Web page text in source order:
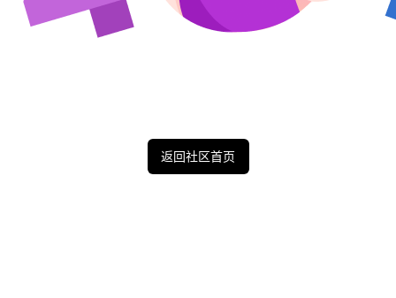
返回社区首页